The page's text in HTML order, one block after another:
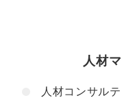
人材
人材コンサル